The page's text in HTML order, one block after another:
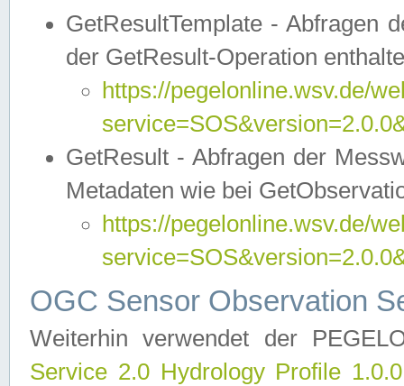
GetResultTemplate - Abfragen
der GetResult-Operation
https://pegelonline.wsv.de/
GetResult - Abfragen der
Metadaten wie bei
https://pegelonline.wsv.de/
OGC Sensor Observation
Weiterhin verwendet der
Service 2.0 Hydrology Profile